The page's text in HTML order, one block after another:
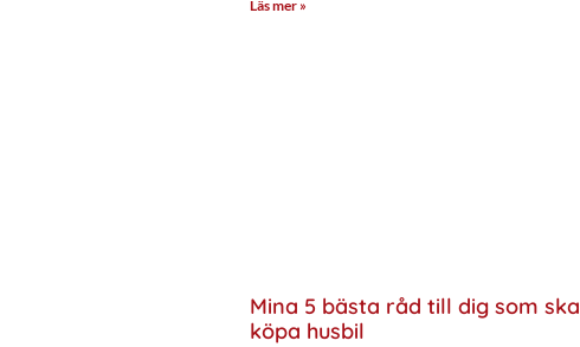
Läs mer »
Mina 5 bästa råd till dig som ska
köpa husbil